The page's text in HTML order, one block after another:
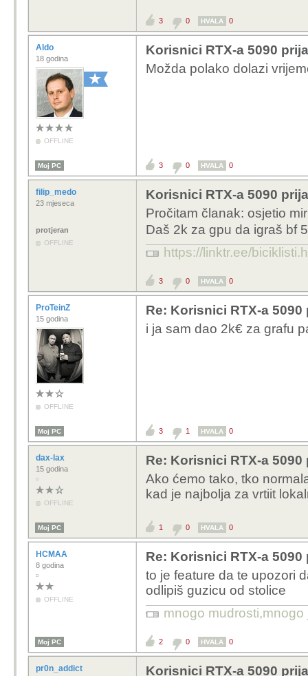
3 0 HVALA 0
Aldo
18 godina
OFFLINE
Korisnici RTX-a 5090
Možda polako dolazi
Moj PC 3 0 HVALA 0
filip_medo
23 mjeseca
protjeran
OFFLINE
Korisnici RTX-a 5090
Pročitam članak: osjetio
Daš 2k za gpu da igraš bf
https://linktr.ee/
3 0 HVALA 0
ProTeinZ
15 godina
OFFLINE
Re: Korisnici RTX-a
i ja sam dao 2k€ za grafu
Moj PC 3 1 HVALA 0
dax-lax
15 godina
OFFLINE
Re: Korisnici RTX-a
Ako ćemo tako, tko
kad je najbolja za vrtiit
Moj PC 1 0 HVALA 0
HCMAA
8 godina
OFFLINE
Re: Korisnici RTX-a
to je feature da te upozori
odlipiš guzicu od stolice
mnogo
Moj PC 0 HVALA